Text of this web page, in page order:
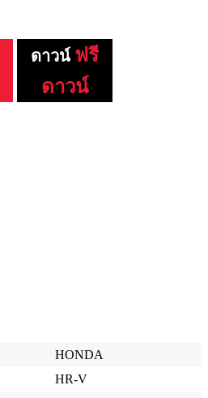
ดาวน์ ฟรี
ดาวน์
HONDA
HR-V